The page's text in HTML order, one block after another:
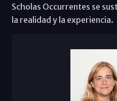
Scholas Occurrentes se
la realidad y la experiencia.